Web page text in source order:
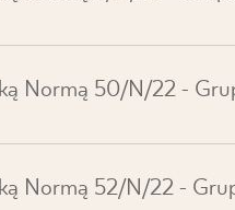
Normą 50/N/22 -
Normą 52/N/22 -